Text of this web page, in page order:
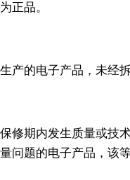
正品。
产的电子产品，未经
修期内发生质量或技
问题的电子产品，该